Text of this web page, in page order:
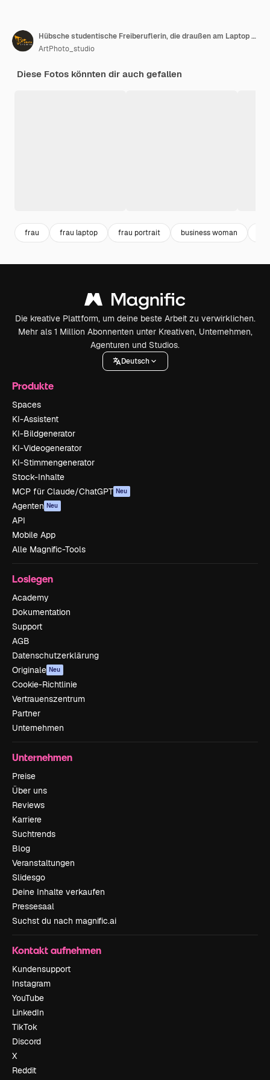
Hübsche studentische Freiberuflerin, die draußen am Laptop arbeitet und lächelnd beiseite schaut
ArtPhoto_studio
Diese Fotos könnten dir auch gefallen
frau frau laptop frau portrait business woman
Die kreative Plattform, um deine beste Arbeit zu verwirklichen.
Mehr als 1 Million Abonnenten unter Kreativen, Unternehmen,
Agenturen und Studios.
Deutsch
Produkte
Spaces
KI-Assistent
KI-Bildgenerator
KI-Videogenerator
KI-Stimmengenerator
Stock-Inhalte
MCP für Claude/ChatGPT Neu
Agenten Neu
API
Mobile App
Alle Magnific-Tools
Loslegen
Academy
Dokumentation
Support
AGB
Datenschutzerklärung
Originale Neu
Cookie-Richtlinie
Vertrauenszentrum
Partner
Unternehmen
Unternehmen
Preise
Über uns
Reviews
Karriere
Suchtrends
Blog
Veranstaltungen
Slidesgo
Deine Inhalte verkaufen
Pressesaal
Suchst du nach magnific.ai
Kontakt aufnehmen
Kundensupport
Instagram
YouTube
LinkedIn
TikTok
Discord
X
Reddit